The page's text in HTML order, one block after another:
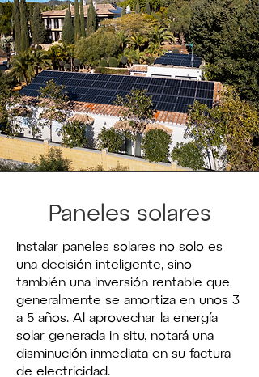
Paneles solares
Instalar paneles solares no solo es
una decisión inteligente, sino
también una inversión rentable que
generalmente se amortiza en unos 3
a 5 años. Al aprovechar la energía
solar generada in situ, notará una
disminución inmediata en su factura
de electricidad.